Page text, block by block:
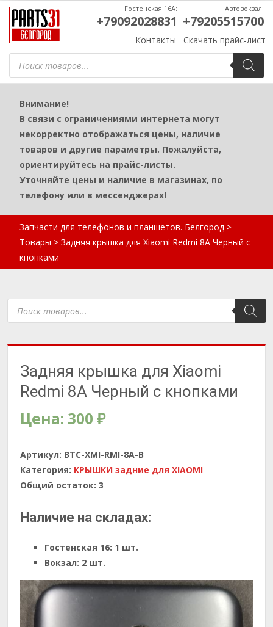
Поиск
товаров
Контакты Скачать прайс-лист
Гостенская 16А:
+79092028831
Автовокзал:
+79205515700
Внимание!
В связи с ограничениями интернета могут
некорректно отображаться цены, наличие
товаров и другие параметры. Пожалуйста,
ориентируйтесь на прайс-листы.
Уточняйте цены и наличие в магазинах, по
телефону или в мессенджерах!
Запчасти для телефонов и планшетов. Белгород >
Товары > Задняя крышка для Xiaomi Redmi 8A Черный с
кнопками
Поиск
товаров
Задняя крышка для Xiaomi
Redmi 8A Черный с кнопками
Цена: 300 ₽
Артикул: BTC-XMI-RMI-8A-B
Категория: КРЫШКИ задние для XIAOMI
Общий остаток: 3
Наличие на складах:
Гостенская 16: 1 шт.
Вокзал: 2 шт.